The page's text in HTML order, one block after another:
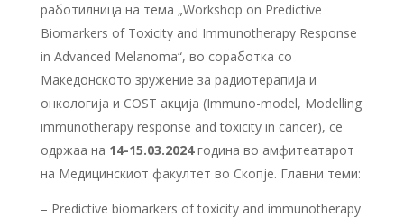
работилница на тема „Workshop on Predictive
Biomarkers of Toxicity and Immunotherapy Response
in Advanced Melanoma“, во соработка со
Македонското зружение за радиотерапија и
онкологија и COST акција (Immuno-model, Modelling
immunotherapy response and toxicity in cancer), се
одржаа на 14-15.03.2024година во амфитеатарот
на Медицинскиот факултет во Скопје. Главни теми:
– Predictive biomarkers of toxicity and immunotherapy